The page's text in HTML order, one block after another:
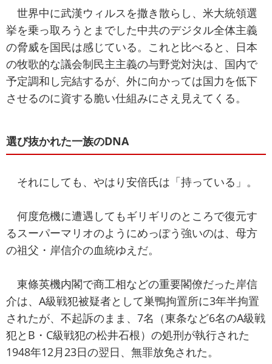
世界中に武漢ウィルスを撒き散らし、米大統領選
挙を乗っ取ろうとまでした中共のデジタル全体主義
の脅威を国民は感じている。これと比べると、日本
の牧歌的な議会制民主主義の与野党対決は、国内で
予定調和し完結するが、外に向かっては国力を低下
させるのに資する脆い仕組みにさえ見えてくる。
選び抜かれた一族のDNA
それにしても、やはり安倍氏は「持っている」。
何度危機に遭遇してもギリギリのところで復元す
るスーパーマリオのようにめっぽう強いのは、母方
の祖父・岸信介の血統ゆえだ。
東條英機内閣で商工相などの重要閣僚だった岸信
介は、A級戦犯被疑者として巣鴨拘置所に3年半拘置
されたが、不起訴のまま、7名（東条など6名のA級戦
犯とB・C級戦犯の松井石根）の処刑が執行された
1948年12月23日の翌日、無罪放免された。